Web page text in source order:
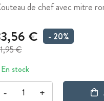
de chef avec mitre
€
€
- 20%
En stock
- +